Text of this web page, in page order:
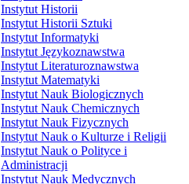
Instytut Historii
Instytut Historii Sztuki
Instytut Informatyki
Instytut Językoznawstwa
Instytut Literaturoznawstwa
Instytut Matematyki
Instytut Nauk Biologicznych
Instytut Nauk Chemicznych
Instytut Nauk Fizycznych
Instytut Nauk o Kulturze i Religii
Instytut Nauk o Polityce i
Administracji
Instytut Nauk Medycznych